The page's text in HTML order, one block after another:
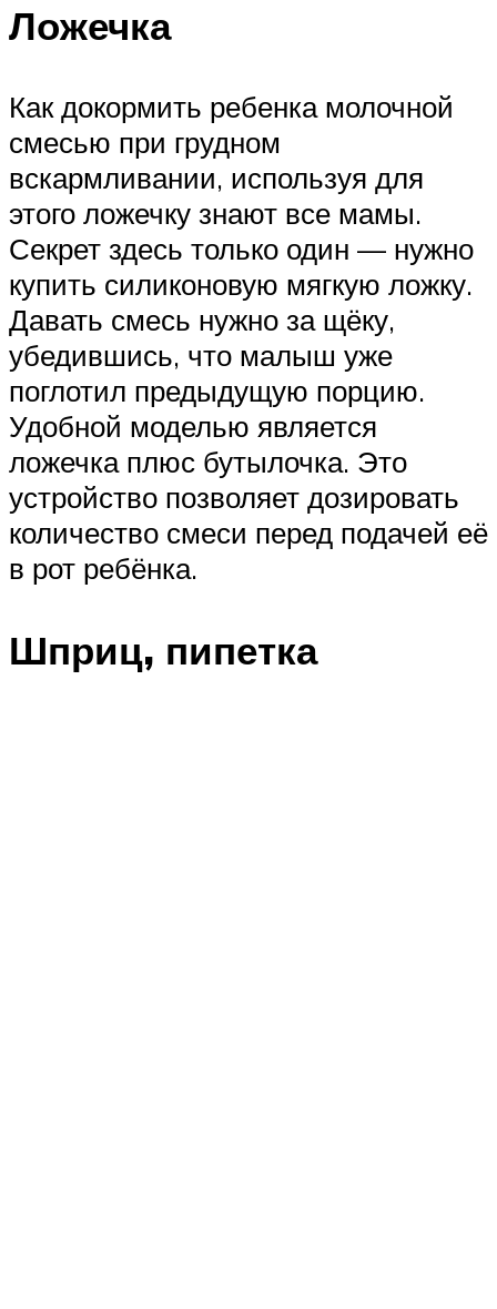
Ложечка
Как докормить ребенка молочной
смесью при грудном
вскармливании, используя для
этого ложечку знают все мамы.
Секрет здесь только один — нужно
купить силиконовую мягкую ложку.
Давать смесь нужно за щёку,
убедившись, что малыш уже
поглотил предыдущую порцию.
Удобной моделью является
ложечка плюс бутылочка. Это
устройство позволяет дозировать
количество смеси перед подачей её
в рот ребёнка.
Шприц, пипетка